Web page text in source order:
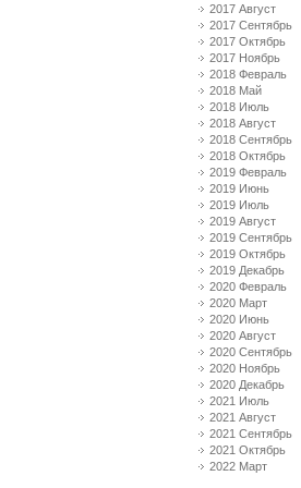
2017 Август
2017 Сентябрь
2017 Октябрь
2017 Ноябрь
2018 Февраль
2018 Май
2018 Июль
2018 Август
2018 Сентябрь
2018 Октябрь
2019 Февраль
2019 Июнь
2019 Июль
2019 Август
2019 Сентябрь
2019 Октябрь
2019 Декабрь
2020 Февраль
2020 Март
2020 Июнь
2020 Август
2020 Сентябрь
2020 Ноябрь
2020 Декабрь
2021 Июль
2021 Август
2021 Сентябрь
2021 Октябрь
2022 Март